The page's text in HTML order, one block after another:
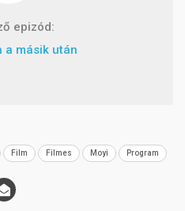
epizód:
a másik után
Film Filmes Moyi Program